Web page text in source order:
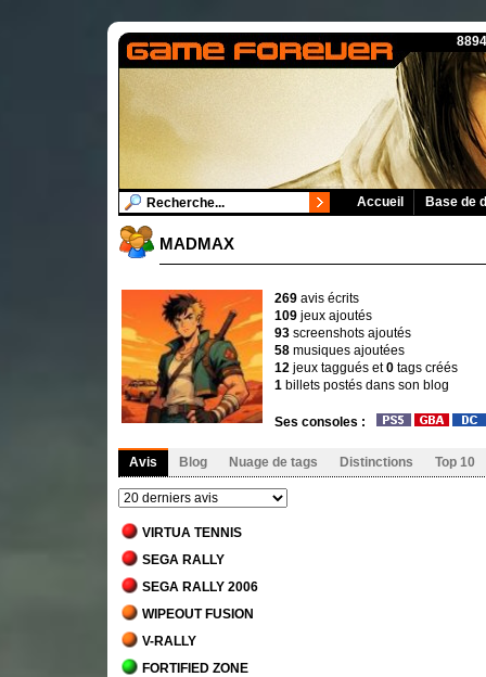
Accueil Base de
MADMAX
269 avis écrits
109 jeux ajoutés
93 screenshots ajoutés
58 musiques ajoutées
12 jeux taggués et0 tags créés
1 billets postés dans son blog
Ses consoles :
Avis Blog Nuage de tags Distinctions Top 10
VIRTUA TENNIS
SEGA RALLY
SEGA RALLY 2006
WIPEOUT FUSION
V-RALLY
FORTIFIED ZONE